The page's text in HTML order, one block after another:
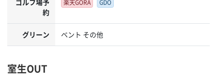
約
楽天GORA GDO
グリーン ベント その他
室生OUT